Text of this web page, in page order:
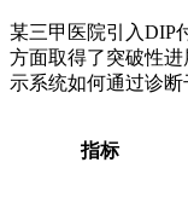
某三甲医院引入DIP
方面取得了突破性
示系统如何通过诊断
指标